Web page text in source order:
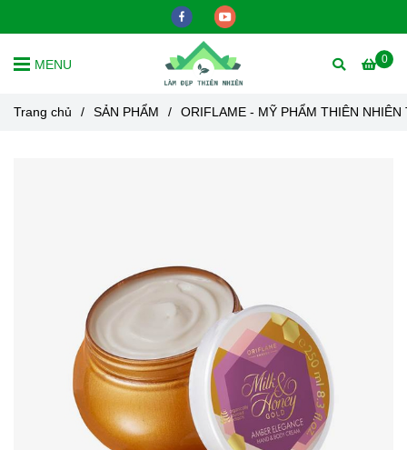
0
MENU
Trang chủ / SẢN PHẨM / ORIFLAME - MỸ PHẨM THIÊN NHIÊN